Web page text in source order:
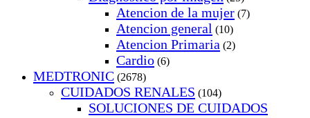
Atencion de la mujer (7)
Atencion general (10)
Atencion Primaria (2)
Cardio (6)
MEDTRONIC (2678)
CUIDADOS RENALES (104)
SOLUCIONES DE CUIDADOS